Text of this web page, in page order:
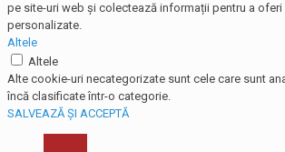
pe site-uri web și colectează informații pentru a oferi
personalizate.
Altele
Altele
Alte cookie-uri necategorizate sunt cele care sunt
încă clasificate într-o categorie.
SALVEAZĂ ȘI ACCEPTĂ